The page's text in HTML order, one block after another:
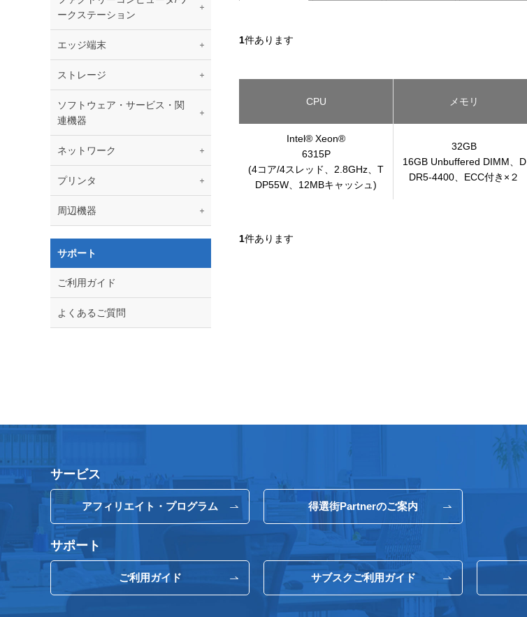
ークステーション
エッジ端末
ストレージ
ソフトウェア・サービス・関
連機器
ネットワーク
プリンタ
周辺機器
サポート
ご利用ガイド
よくあるご質問
1件あります
CPU メモリ
Intel® Xeon®
6315P
(4コア/4スレッド、2.8GHz、T
DP55W、12MBキャッシュ)
32GB
16GB Unbuffered DIMM、D
DR5-4400、ECC付き×２
1件あります
サービス
アフィリエイト・プログラム 得選街Partnerのご案内
サポート
ご利用ガイド サブスクご利用ガイド